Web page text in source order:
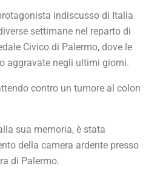
indiscusso di Italia
settimane nel reparto di
Civico di Palermo, dove le
aggravate negli ultimi giorni.
contro un tumore al colon
sua memoria, è stata
della camera ardente presso
di Palermo.